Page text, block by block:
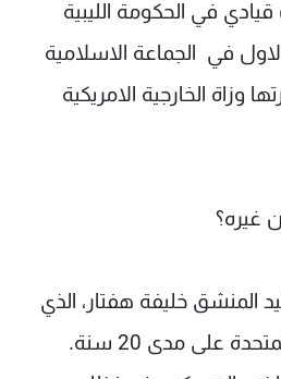
في الحكومة الليبية
في الجماعة الاسلامية
وزاة الخارجية الامريكية
المنشق خليفة هفتار، الذي
كان يقيم في الولايات المتحدة على مدى 20 سنة.